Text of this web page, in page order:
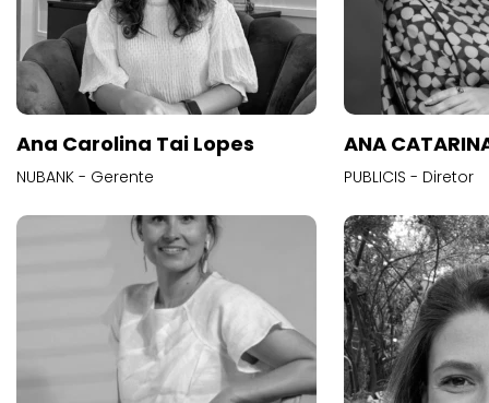
Ana Carolina Tai Lopes
NUBANK - Gerente
ANA
PUBLICIS - Diretor